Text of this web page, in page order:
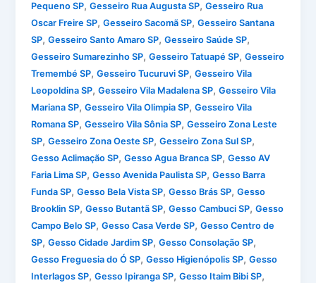
Pequeno SP,Gesseiro Rua Augusta SP,Gesseiro Rua
Oscar Freire SP,Gesseiro Sacomã SP,Gesseiro Santana
SP,Gesseiro Santo Amaro SP,Gesseiro Saúde SP,
Gesseiro Sumarezinho SP,Gesseiro Tatuapé SP,Gesseiro
Tremembé SP,Gesseiro Tucuruvi SP,Gesseiro Vila
Leopoldina SP,Gesseiro Vila Madalena SP,Gesseiro Vila
Mariana SP,Gesseiro Vila Olimpia SP,Gesseiro Vila
Romana SP,Gesseiro Vila Sônia SP,Gesseiro Zona Leste
SP,Gesseiro Zona Oeste SP,Gesseiro Zona Sul SP,
Gesso Aclimação SP,Gesso Agua Branca SP,Gesso AV
Faria Lima SP,Gesso Avenida Paulista SP,Gesso Barra
Funda SP,Gesso Bela Vista SP,Gesso Brás SP,Gesso
Brooklin SP,Gesso Butantã SP,Gesso Cambuci SP,Gesso
Campo Belo SP,Gesso Casa Verde SP,Gesso Centro de
SP,Gesso Cidade Jardim SP,Gesso Consolação SP,
Gesso Freguesia do Ó SP,Gesso Higienópolis SP,Gesso
Interlagos SP,Gesso Ipiranga SP,Gesso Itaim Bibi SP,